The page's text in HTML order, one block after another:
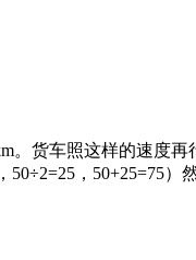
货车照这样的速度
，50+25=75）